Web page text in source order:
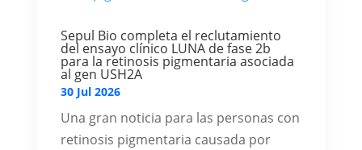
Sepul Bio completa el reclutamiento
del ensayo clínico LUNA de fase 2b
para la retinosis pigmentaria asociada
al gen USH2A
30 Jul 2026
Una gran noticia para las personas con
retinosis pigmentaria causada por